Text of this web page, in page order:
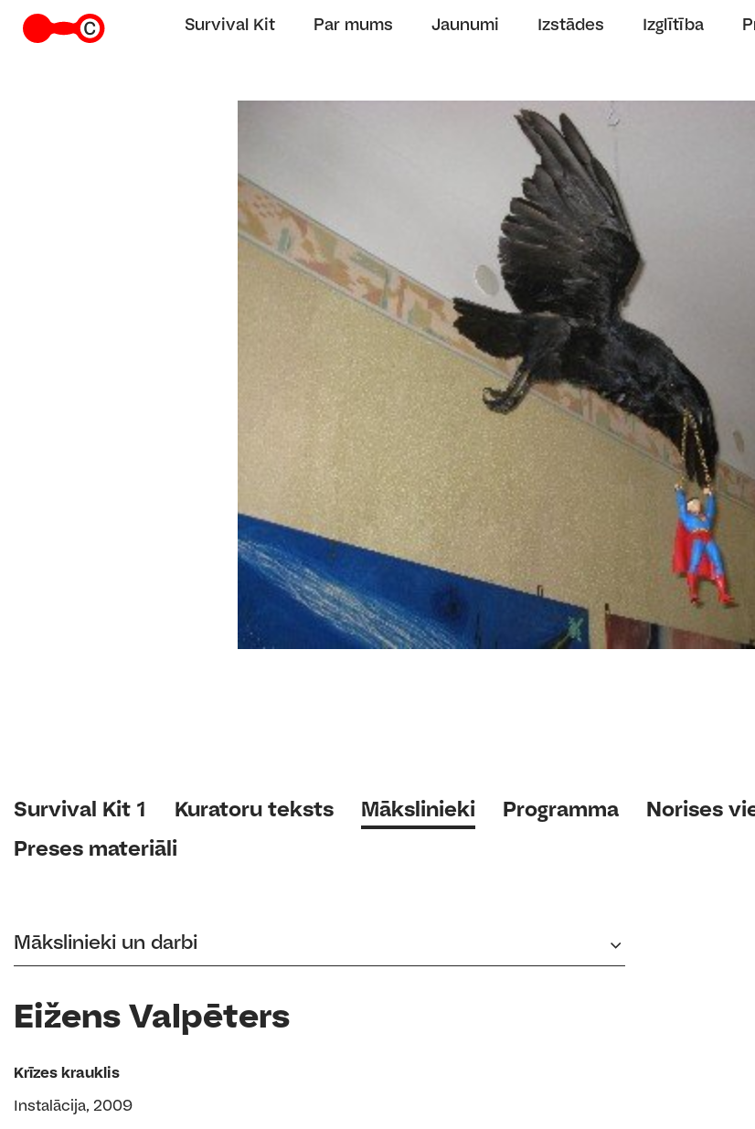
Survival Kit Par mums Jaunumi Izstādes Izglītība
Survival Kit 1 Kuratoru teksts Mākslinieki Programma Norises
Preses materiāli
Mākslinieki un darbi
Eižens Valpēters
Krīzes krauklis
Instalācija, 2009